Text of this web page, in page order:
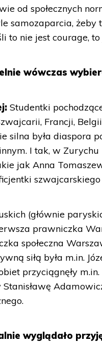
od społecznych
samozaparcia,
to nie jest courage,
wówczas
Studentki
Francji,
silna była diaspora
I tak, w
jak Anna
(głównie
prawniczka
społeczna
siłą była m.in.
przyciągnęły
wyglądało